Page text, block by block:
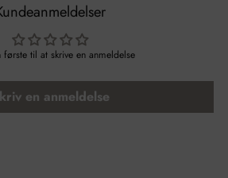
til at skrive en anmeldelse
en anmeldelse